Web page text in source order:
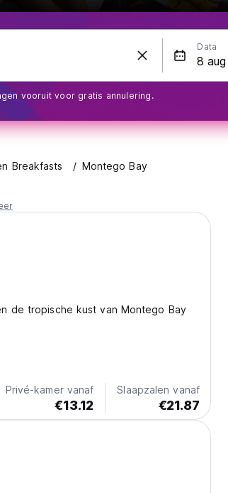
Data
vooruit voor gratis annulering.
Breakfasts Montego Bay
de tropische kust van Montego Bay
Privé-kamer vanaf
€13.12
Slaapzalen vanaf
€21.87